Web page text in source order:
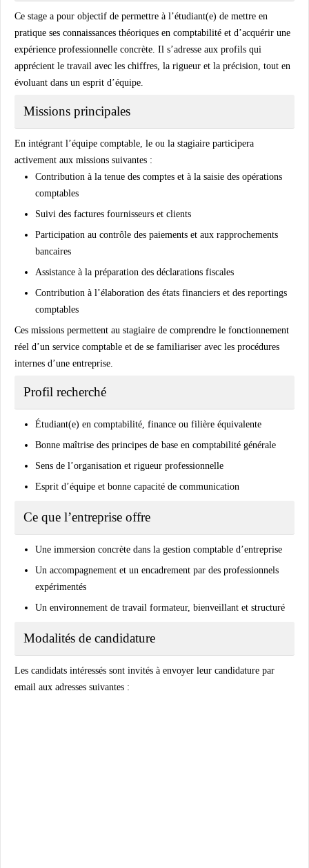
Ce stage a pour objectif de permettre à l’étudiant(e) de mettre en
pratique ses connaissances théoriques en comptabilité et d’acquérir une
expérience professionnelle concrète. Il s’adresse aux profils qui
apprécient le travail avec les chiffres, la rigueur et la précision, tout en
évoluant dans un esprit d’équipe.
Missions principales
En intégrant l’équipe comptable, le ou la stagiaire participera
activement aux missions suivantes :
Contribution à la tenue des comptes et à la saisie des opérations
comptables
Suivi des factures fournisseurs et clients
Participation au contrôle des paiements et aux rapprochements
bancaires
Assistance à la préparation des déclarations fiscales
Contribution à l’élaboration des états financiers et des reportings
comptables
Ces missions permettent au stagiaire de comprendre le fonctionnement
réel d’un service comptable et de se familiariser avec les procédures
internes d’une entreprise.
Profil recherché
Étudiant(e) en comptabilité, finance ou filière équivalente
Bonne maîtrise des principes de base en comptabilité générale
Sens de l’organisation et rigueur professionnelle
Esprit d’équipe et bonne capacité de communication
Ce que l’entreprise offre
Une immersion concrète dans la gestion comptable d’entreprise
Un accompagnement et un encadrement par des professionnels
expérimentés
Un environnement de travail formateur, bienveillant et structuré
Modalités de candidature
Les candidats intéressés sont invités à envoyer leur candidature par
email aux adresses suivantes :